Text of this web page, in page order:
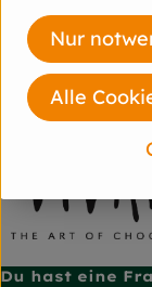
Herkunft
diverse
Vivani
Du hast eine
Nur
Alle